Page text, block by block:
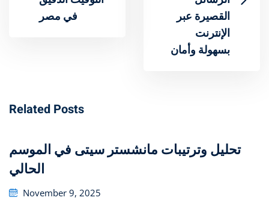
في مصر
القصيرة عبر
الإنترنت
بسهولة وأمان
Related Posts
تحليل وترتيبات مانشستر سيتى في الموسم
الحالي
Posted
November 9, 2025